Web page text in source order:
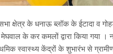
क्षेत्र के धनाऊ ब्लॉक के ईटादा व
के कर कमलों द्वारा किया गया
स्वास्थ्य केंद्रों के शुभारंभ से